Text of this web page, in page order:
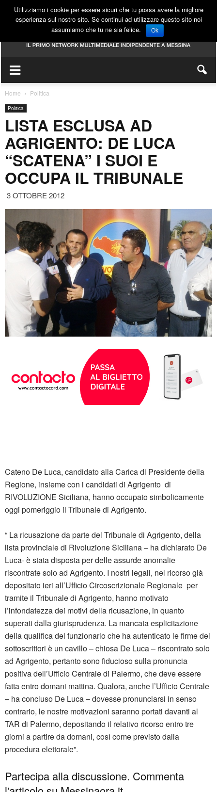
Home Politica
Politica
LISTA ESCLUSA AD
AGRIGENTO: DE LUCA
“SCATENA” I SUOI E
OCCUPA IL TRIBUNALE
3 OTTOBRE 2012
Cateno De Luca, candidato alla Carica di Presidente della
Regione, insieme con i candidati di Agrigento di
RIVOLUZIONE Siciliana, hanno occupato simbolicamente
oggi pomeriggio il Tribunale di Agrigento.
“ La ricusazione da parte del Tribunale di Agrigento, della
lista provinciale di Rivoluzione Siciliana – ha dichiarato De
Luca- è stata disposta per delle assurde anomalie
riscontrate solo ad Agrigento. I nostri legali, nel ricorso già
depositato ieri all’Ufficio Circoscrizionale Regionale per
tramite il Tribunale di Agrigento, hanno motivato
l’infondatezza dei motivi della ricusazione, in quanto
superati dalla giurisprudenza. La mancata esplicitazione
della qualifica del funzionario che ha autenticato le firme dei
sottoscrittori è un cavillo – chiosa De Luca – riscontrato solo
ad Agrigento, pertanto sono fiducioso sulla pronuncia
positiva dell’Ufficio Centrale di Palermo, che deve essere
fatta entro domani mattina. Qualora, anche l’Ufficio Centrale
– ha concluso De Luca – dovesse pronunciarsi in senso
contrario, le nostre motivazioni saranno portati davanti al
TAR di Palermo, depositando il relativo ricorso entro tre
giorni a partire da domani, così come previsto dalla
procedura elettorale”.
Partecipa alla discussione. Commenta
Utilizziamo i cookie per essere sicuri che tu possa avere la migliore
esperienza sul nostro sito. Se continui ad utilizzare questo sito noi
assumiamo che tu ne sia felice.
Ok